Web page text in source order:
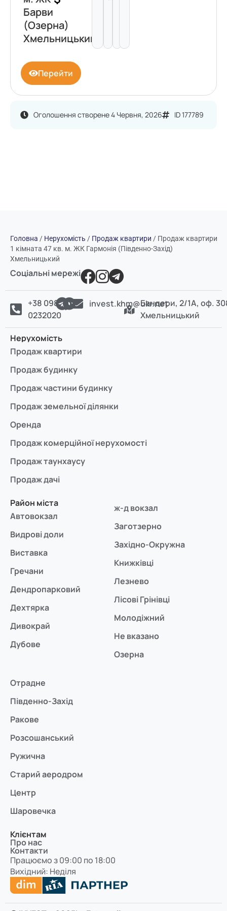
Оголошення створене 4 Червня, 2026 ID 177789
Барви
(Озерна)
Хмельницький
Перейти
Головна / Нерухомість / Продаж квартири / Продаж квартири
1 кімната 47 кв. м. ЖК Гармонія (Південно-Захід)
Хмельницький
Соціальні мережі
+38 098
0232020
invest.khm@ukr.netБандери, 2/1А, оф.
Хмельницький
Нерухомість
Продаж квартири
Продаж будинку
Продаж частини будинку
Продаж земельної ділянки
Оренда
Продаж комерційної нерухомості
Продаж таунхаусу
Продаж дачі
Район міста
Автовокзал
Видрові доли
Виставка
Гречани
Дендропарковий
Дехтярка
Дивокрай
Дубове
ж-д вокзал
Заготзерно
Західно-Окружна
Книжківці
Лезнево
Лісові Грінівці
Молодіжний
Не вказано
Озерна
Отрадне
Південно-Захід
Ракове
Розсошанський
Ружична
Старий аеродром
Центр
Шаровечка
Клієнтам
Про нас
Контакти
Працюємо з 09:00 по 18:00
Вихідний: Неділя